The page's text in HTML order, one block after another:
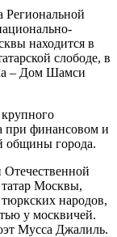
Региональной
находится в
слободе, в
– Дом Шамси
при финансовом и
общины города.
Отечественной
Москвы,
тюркских народов,
у москвичей.
Мусса Джалиль.